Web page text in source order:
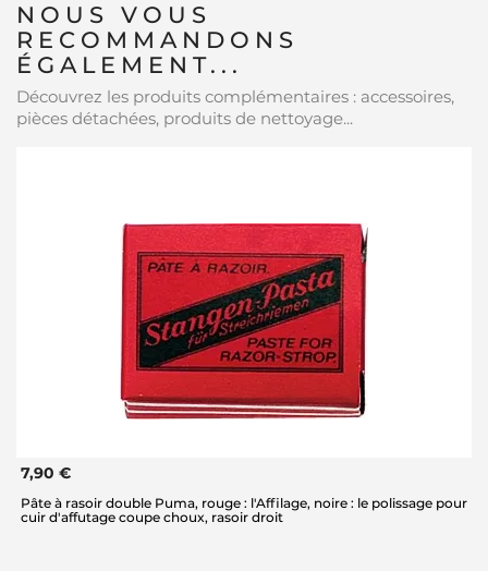
NOUS VOUS
RECOMMANDONS
ÉGALEMENT...
Découvrez les produits complémentaires : accessoires,
pièces détachées, produits de nettoyage...
7,90 €
Pâte à rasoir double Puma, rouge : l'Affilage, noire : le polissage pour
cuir d'affutage coupe choux, rasoir droit